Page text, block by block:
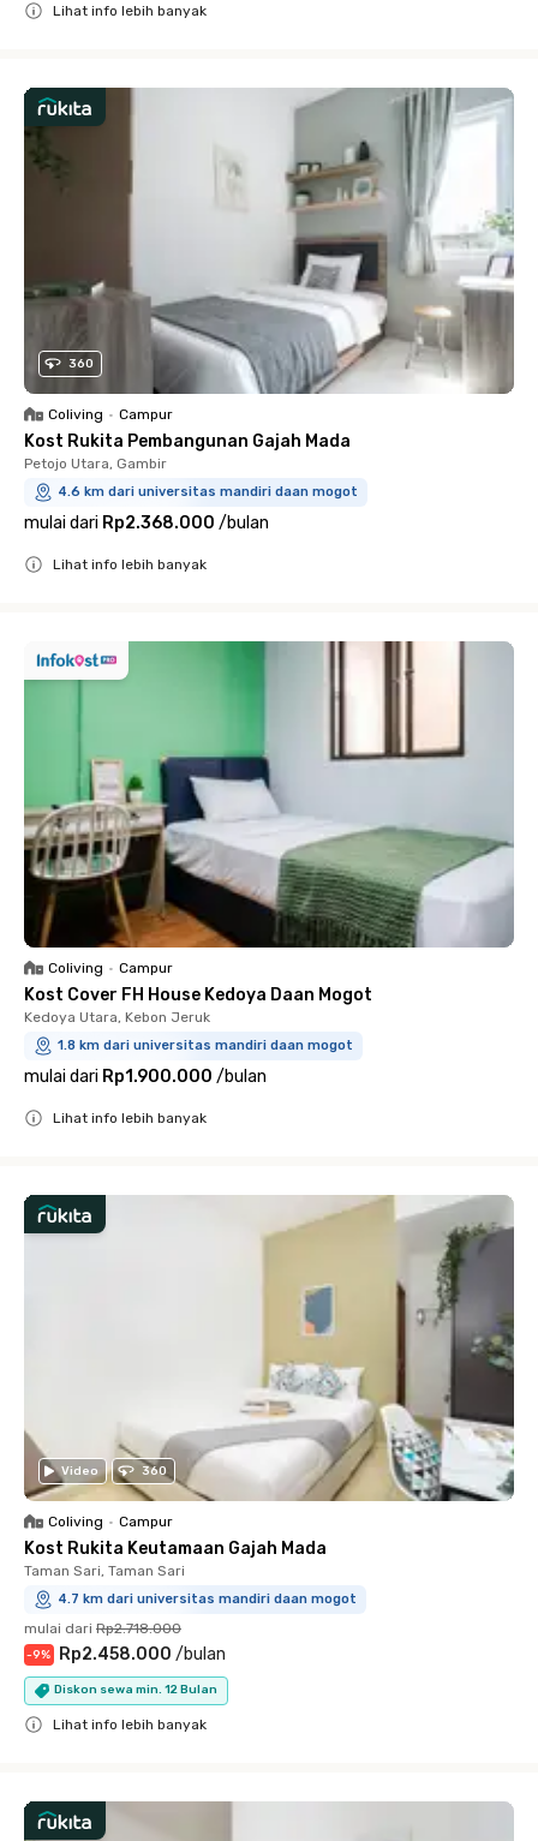
Lihat info lebih banyak
360
Coliving • Campur
Kost Rukita Pembangunan Gajah Mada
Petojo Utara, Gambir
4.6 km dari universitas mandiri daan mogot
mulai dari Rp2.368.000 /bulan
Lihat info lebih banyak
Coliving • Campur
Kost Cover FH House Kedoya Daan Mogot
Kedoya Utara, Kebon Jeruk
1.8 km dari universitas mandiri daan mogot
mulai dari Rp1.900.000 /bulan
Lihat info lebih banyak
Video 360
Coliving • Campur
Kost Rukita Keutamaan Gajah Mada
Taman Sari, Taman Sari
4.7 km dari universitas mandiri daan mogot
mulai dari Rp2.718.000
-9% Rp2.458.000 /bulan
Diskon sewa min. 12 Bulan
Lihat info lebih banyak